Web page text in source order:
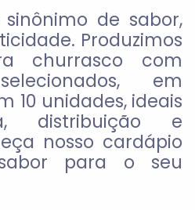
sinônimo de sabor,
Produzimos
churrasco com
em
10 unidades, ideais
distribuição e
nosso cardápio
para o seu